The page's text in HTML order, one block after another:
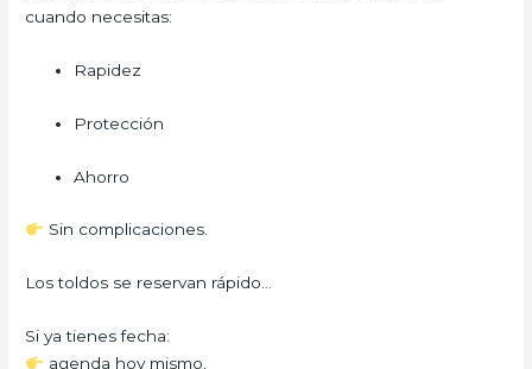
cuando necesitas:
Rapidez
Protección
Ahorro
Sin complicaciones.
Los toldos se reservan rápido…
Si ya tienes fecha:
agenda hoy mismo.